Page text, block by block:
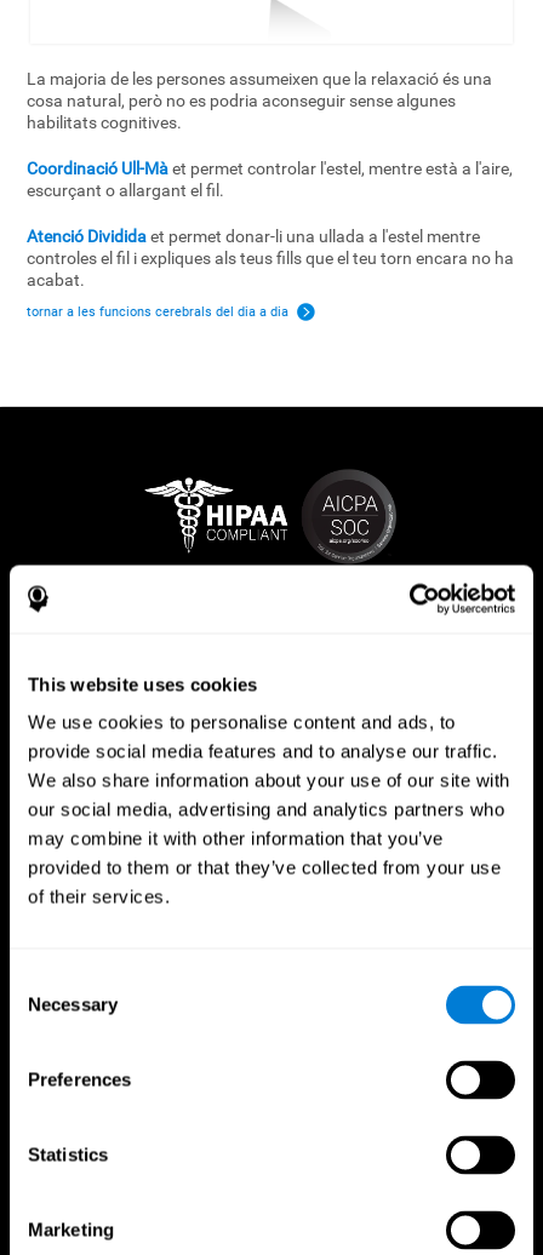
This website uses cookies
We use cookies to personalise content and ads, to
provide social media features and to analyse our traffic.
We also share information about your use of our site with
our social media, advertising and analytics partners who
may combine it with other information that you’ve
provided to them or that they’ve collected from your use
of their services.
Selection
Necessary
Preferences
Statistics
Marketing
La majoria de les persones assumeixen que la relaxació és una
cosa natural, però no es podria aconseguir sense algunes
habilitats cognitives.
Coordinació Ull-Màet permet controlar l'estel, mentre està a l'aire,
escurçant o allargant el fil.
Atenció Divididaet permet donar-li una ullada a l'estel mentre
controles el fil i expliques als teus fills que el teu torn encara no ha
acabat.
tornar a les funcions cerebrals del dia a dia
CogniFit App